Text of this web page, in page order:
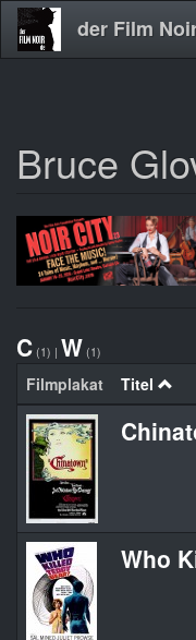
Direkt
zum
der Film
Bruce
C (1) | W (1)
Filmplakat Titel
Who